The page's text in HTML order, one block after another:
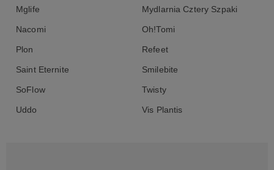
Mglife Mydlarnia Cztery Szpaki
Nacomi Oh!Tomi
Plon Refeet
Saint Eternite Smilebite
SoFlow Twisty
Uddo Vis Plantis